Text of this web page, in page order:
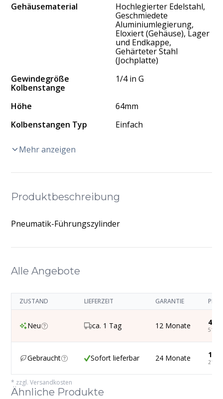
Gehäusematerial
Hochlegierter Edelstahl,
Geschmiedete
Aluminiumlegierung,
Eloxiert (Gehäuse), Lager
und Endkappe,
Gehärteter Stahl
(Jochplatte)
Gewindegröße
Kolbenstange
1/4 in G
Höhe
64mm
Kolbenstangen Typ
Einfach
Mehr anzeigen
Produktbeschreibung
Pneumatik-Führungszylinder
Alle Angebote
ZUSTAND LIEFERZEIT GARANTIE PREIS
Neu ca. 1 Tag 12 Monate
Gebraucht Sofort lieferbar 24 Monate
* zzgl. Versandkosten
Ähnliche Produkte